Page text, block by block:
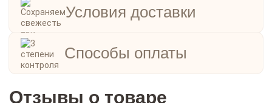
Условия доставки
Способы оплаты
Отзывы о товаре